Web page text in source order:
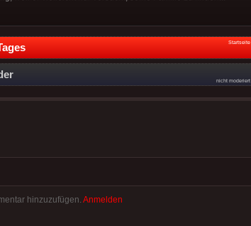
Startseite
nicht moderiert
hinzuzufügen. Anmelden